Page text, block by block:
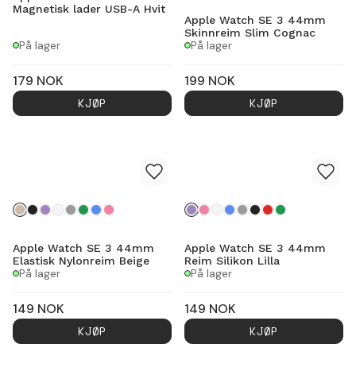
Magnetisk lader USB-A Hvit
På lager
179 NOK
KJØP
Apple Watch SE 3 44mm
Skinnreim Slim Cognac
På lager
199 NOK
KJØP
Apple Watch SE 3 44mm
Elastisk Nylonreim Beige
På lager
149 NOK
KJØP
Apple Watch SE 3 44mm
Reim Silikon Lilla
På lager
149 NOK
KJØP